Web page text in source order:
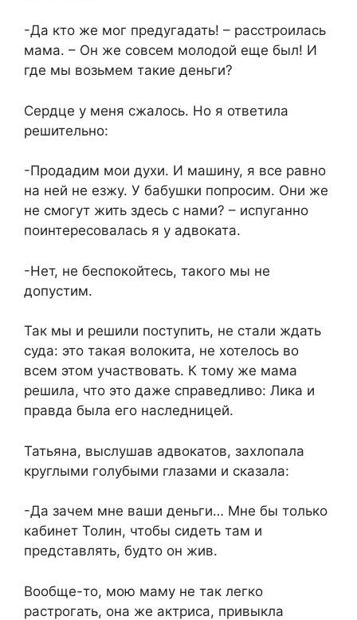
-Да кто же мог предугадать! – расстроилась
мама. – Он же совсем молодой еще был! И
где мы возьмем такие деньги?
Сердце у меня сжалось. Но я ответила
решительно:
-Продадим мои духи. И машину, я все равно
на ней не езжу. У бабушки попросим. Они же
не смогут жить здесь с нами? – испуганно
поинтересовалась я у адвоката.
-Нет, не беспокойтесь, такого мы не
допустим.
Так мы и решили поступить, не стали ждать
суда: это такая волокита, не хотелось во
всем этом участвовать. К тому же мама
решила, что это даже справедливо: Лика и
правда была его наследницей.
Татьяна, выслушав адвокатов, захлопала
круглыми голубыми глазами и сказала:
-Да зачем мне ваши деньги… Мне бы только
кабинет Толин, чтобы сидеть там и
представлять, будто он жив.
Вообще-то, мою маму не так легко
растрогать, она же актриса, привыкла